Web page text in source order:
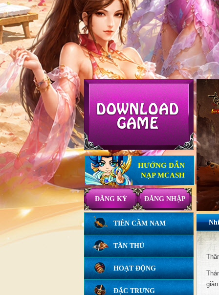
HƯỚNG DẪN
NẠP MCASH
ĐĂNG KÝ ĐĂNG NHẬP
TIÊN CẦM NAM
TÂN THỦ
HOẠT ĐỘNG
ĐẶC TRƯNG